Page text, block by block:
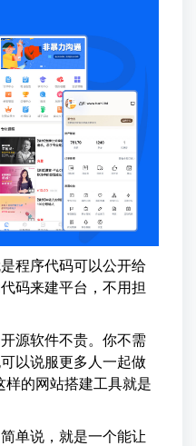
程序代码可以公开给
码来建平台，不用担
源软件不贵。你不需
以说服更多人一起做
样的网站搭建工具就是
单说，就是一个能让